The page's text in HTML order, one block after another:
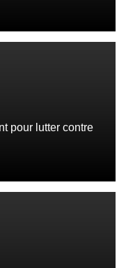
pour lutter contre